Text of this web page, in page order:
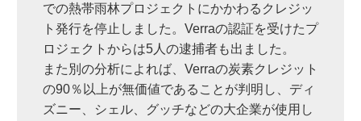
での熱帯雨林プロジェクトにかかわるクレジッ
ト発行を停止しました。Verraの認証を受けたプ
ロジェクトからは5人の逮捕者も出ました。
また別の分析によれば、Verraの炭素クレジット
の90％以上が無価値であることが判明し、ディ
ズニー、シェル、グッチなどの大企業が使用し